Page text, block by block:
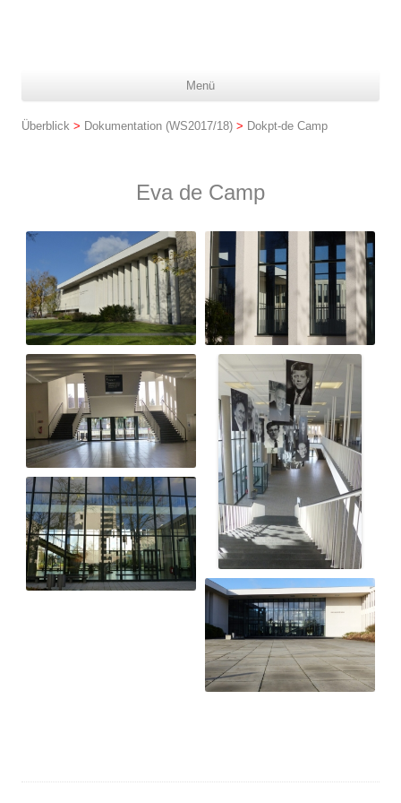
Menü
Überblick > Dokumentation (WS2017/18) > Dokpt-de Camp
Eva de Camp